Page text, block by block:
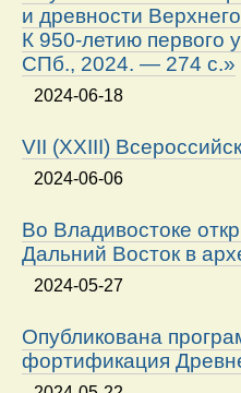
и древности
К 950-летию первого
СПб., 2024. — 274 с.»
2024-06-18
VII (XXIII)
2024-06-06
Во Владивостоке
Дальний Восток в
2024-05-27
Опубликована
фортификация